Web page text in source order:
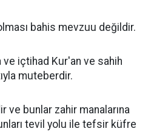
bahis mevzuu değildir.
içtihad Kur'an ve sahih
muteberdir.
ve bunlar zahir manalarına
tevil yolu ile tefsir küfre